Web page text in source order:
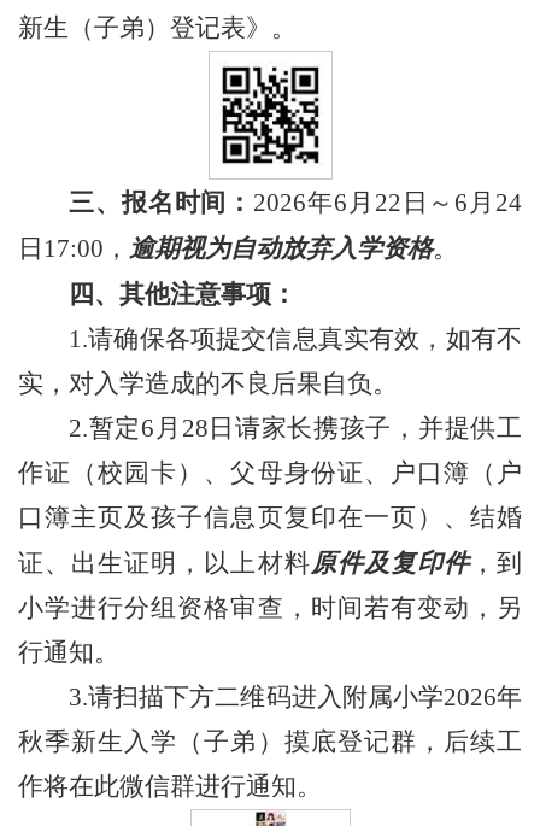
新生（子弟）登记表》。
三、报名时间： 2026年6月22日～6月24
日17:00， 逾期视为自动放弃入学资格。
四、其他注意事项：
1.请确保各项提交信息真实有效，如有不
实，对入学造成的不良后果自负。
2.暂定6月28日请家长携孩子，并提供工
作证（校园卡）、父母身份证、户口簿（户
口簿主页及孩子信息页复印在一页）、结婚
证、出生证明，以上材料原件及复印件，到
小学进行分组资格审查，时间若有变动，另
行通知。
3.请扫描下方二维码进入附属小学2026年
秋季新生入学（子弟）摸底登记群，后续工
作将在此微信群进行通知。